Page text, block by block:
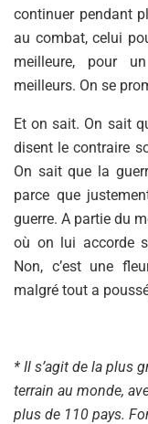
continuer pendant
au combat, celui
meilleure, pour
meilleurs. On se
Et on sait. On sait
disent le contraire
On sait que la
parce que
guerre. A partie du
où on lui accorde
Non, c’est une
malgré tout a
* Il s’agit de la plus
terrain au monde,
plus de 110 pays.